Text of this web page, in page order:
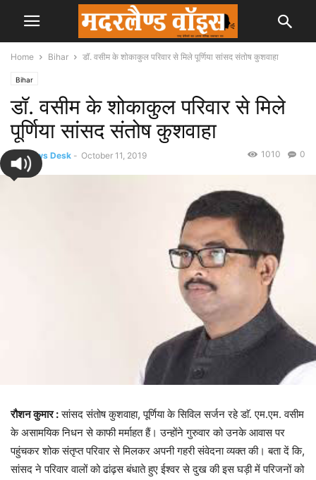
Home Bihar डॉ. वसीम के शोकाकुल परिवार से मिले पूर्णिया सांसद संतोष कुशवाहा
Bihar
डॉ. वसीम के शोकाकुल परिवार से मिले
पूर्णिया सांसद संतोष कुशवाहा
By News Desk - October 11, 2019 0
1010
रौशन कुमार :सांसद संतोष कुशवाहा, पूर्णिया के सिविल सर्जन रहे डाॅ. एम.एम. वसीम
के असामयिक निधन से काफी मर्माहत हैं। उन्होंने गुरुवार को उनके आवास पर
पहुंचकर शोक संतृप्त परिवार से मिलकर अपनी गहरी संवेदना व्यक्त की। बता दें कि,
सांसद ने परिवार वालों को ढांढ़स बंधाते हुए ईश्वर से दुख की इस घड़ी में परिजनों को